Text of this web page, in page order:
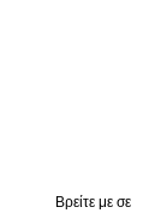
Βρείτε με σε